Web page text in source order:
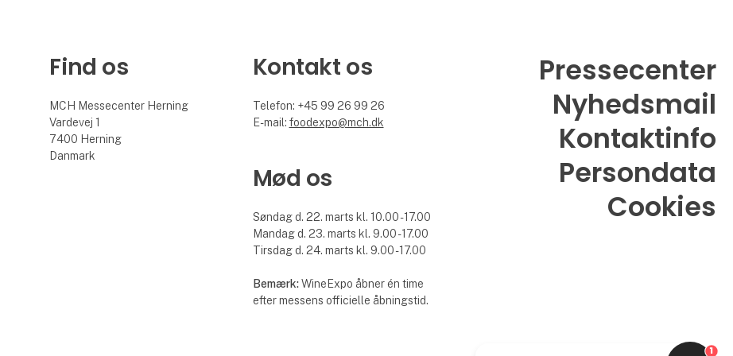
Find os
MCH Messecenter Herning
Vardevej 1
7400 Herning
Danmark
Kontakt os
Telefon: +45 99 26 99 26
E-mail: foodexpo@mch.dk
Mød os
Søndag d. 22. marts kl. 10.00 - 17.00
Mandag d. 23. marts kl. 9.00 - 17.00
Tirsdag d. 24. marts kl. 9.00 - 17.00
Bemærk:WineExpo åbner én time
efter messens officielle åbningstid.
Pressecenter
Nyhedsmail
Kontaktinfo
Persondata
Cookies
1